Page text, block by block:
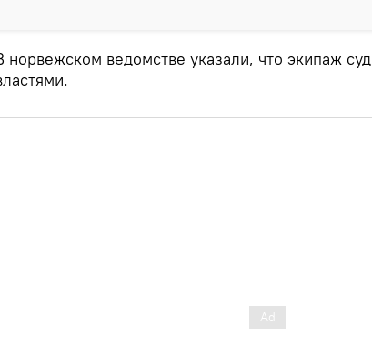
норвежском ведомстве указали, что экипаж